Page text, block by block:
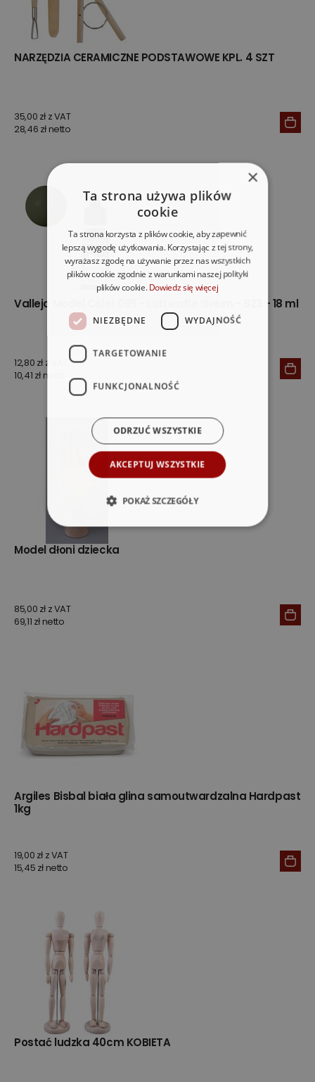
NARZĘDZIA CERAMICZNE PODSTAWOWE KPL. 4 SZT
35,00 zł z VAT
28,46 zł netto
Vallejo Model Color 095 - Luftwaffe Green - 823 - 18 ml
12,80 zł z VAT
10,41 zł netto
Model dłoni dziecka
85,00 zł z VAT
69,11 zł netto
Argiles Bisbal biała glina samoutwardzalna Hardpast
1kg
19,00 zł z VAT
15,45 zł netto
Postać ludzka 40cm KOBIETA
×
Ta strona używa plików
cookie
Ta strona korzysta z plików cookie, aby zapewnić
lepszą wygodę użytkowania. Korzystając z tej strony,
wyrażasz zgodę na używanie przez nas wszystkich
plików cookie zgodnie z warunkami naszej polityki
plików cookie. Dowiedz się więcej
NIEZBĘDNE WYDAJNOŚĆ
TARGETOWANIE
FUNKCJONALNOŚĆ
AKCEPTUJ WSZYSTKIE
ODRZUĆ WSZYSTKIE
POKAŻ SZCZEGÓŁY